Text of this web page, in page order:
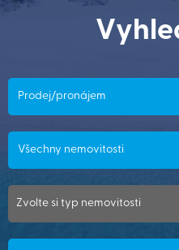
Prodej/pronájem
Všechny nemovitosti
Zvolte si typ nemovitosti